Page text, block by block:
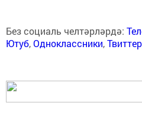
Без социаль челтәрләрдә:
Ютуб,Одноклассники,Твиттер